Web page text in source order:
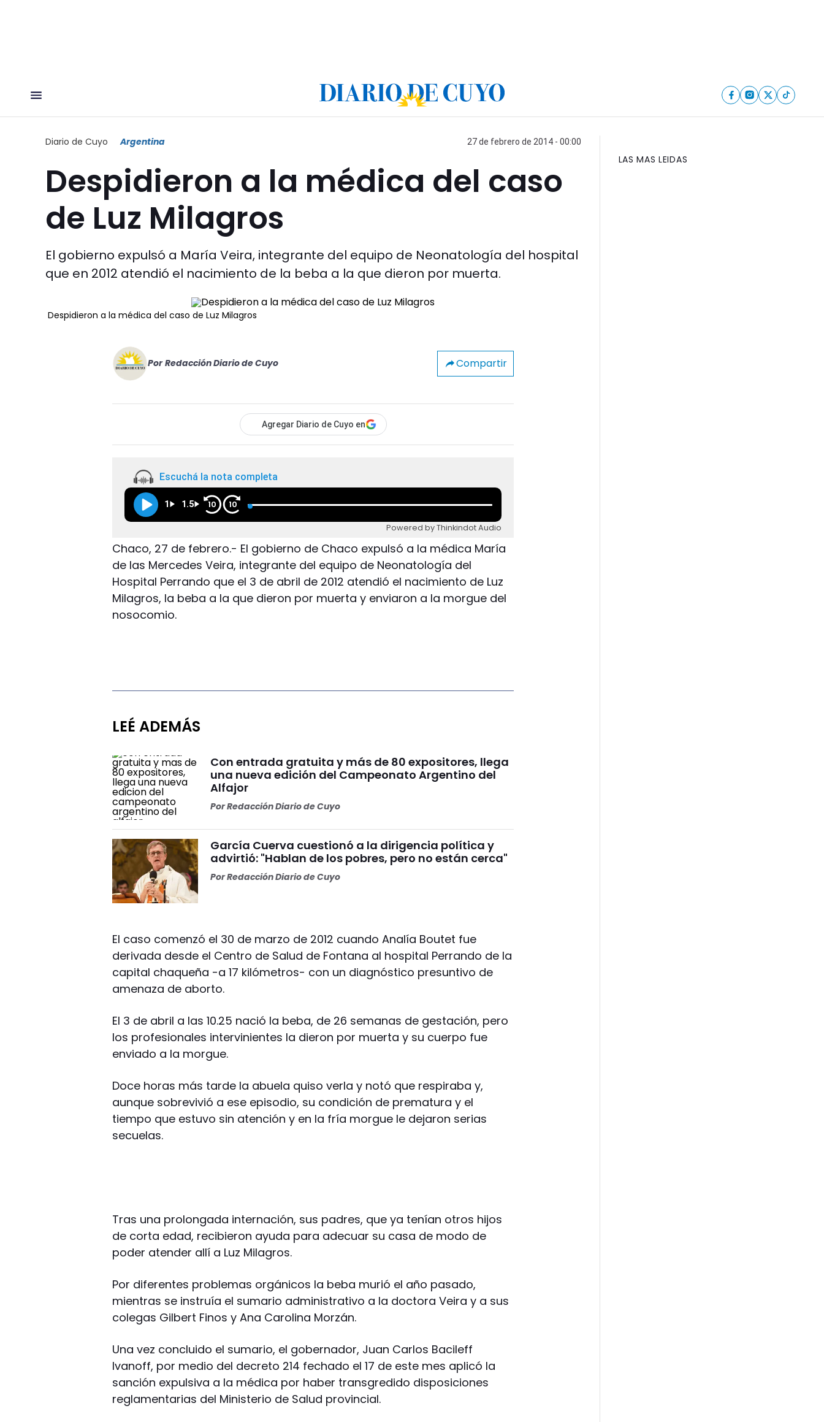
Diario de Cuyo Argentina 27 de febrero de 2014 - 00:00
Despidieron a la médica del caso
de Luz Milagros
El gobierno expulsó a María Veira, integrante del equipo de Neonatología del hospital
que en 2012 atendió el nacimiento de la beba a la que dieron por muerta.
Despidieron a la médica del caso de Luz Milagros
Por Redacción Diario de Cuyo Compartir
Agregar Diario de Cuyo en
Escuchá la nota completa
1 1.5 10 10
Powered by Thinkindot Audio
Chaco, 27 de febrero.- El gobierno de Chaco expulsó a la médica María
de las Mercedes Veira, integrante del equipo de Neonatología del
Hospital Perrando que el 3 de abril de 2012 atendió el nacimiento de Luz
Milagros, la beba a la que dieron por muerta y enviaron a la morgue del
nosocomio.
LEÉ ADEMÁS
Con entrada gratuita y más de 80 expositores, llega
una nueva edición del Campeonato Argentino del
Alfajor
PorRedacción Diario de Cuyo
García Cuerva cuestionó a la dirigencia política y
advirtió: "Hablan de los pobres, pero no están cerca"
PorRedacción Diario de Cuyo
El caso comenzó el 30 de marzo de 2012 cuando Analía Boutet fue
derivada desde el Centro de Salud de Fontana al hospital Perrando de la
capital chaqueña -a 17 kilómetros- con un diagnóstico presuntivo de
amenaza de aborto.
El 3 de abril a las 10.25 nació la beba, de 26 semanas de gestación, pero
los profesionales intervinientes la dieron por muerta y su cuerpo fue
enviado a la morgue.
Doce horas más tarde la abuela quiso verla y notó que respiraba y,
aunque sobrevivió a ese episodio, su condición de prematura y el
tiempo que estuvo sin atención y en la fría morgue le dejaron serias
secuelas.
Tras una prolongada internación, sus padres, que ya tenían otros hijos
de corta edad, recibieron ayuda para adecuar su casa de modo de
poder atender allí a Luz Milagros.
Por diferentes problemas orgánicos la beba murió el año pasado,
mientras se instruía el sumario administrativo a la doctora Veira y a sus
colegas Gilbert Finos y Ana Carolina Morzán.
Una vez concluido el sumario, el gobernador, Juan Carlos Bacileff
Ivanoff, por medio del decreto 214 fechado el 17 de este mes aplicó la
sanción expulsiva a la médica por haber transgredido disposiciones
reglamentarias del Ministerio de Salud provincial.
LAS MAS LEIDAS